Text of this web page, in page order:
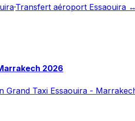
·Transfert aéroport Essaouira
2026
Grand Taxi Essaouira -